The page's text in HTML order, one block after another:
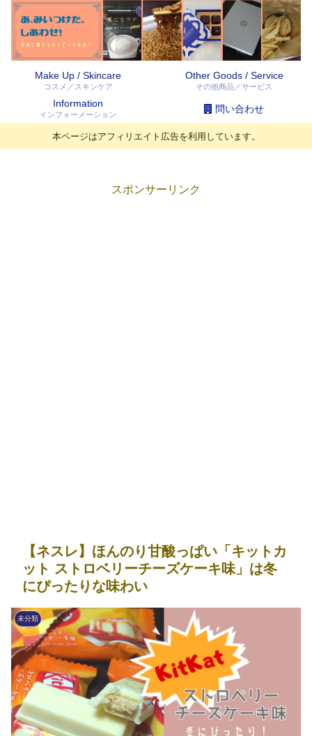
Make Up / Skincare
コスメ／スキンケア
Other Goods / Service
その他商品／サービス
Information
インフォーメーション 問い合わせ
本ページはアフィリエイト広告を利用しています。
スポンサーリンク
【ネスレ】ほんのり甘酸っぱい「キットカ
ット ストロベリーチーズケーキ味」は冬
にぴったりな味わい
未分類